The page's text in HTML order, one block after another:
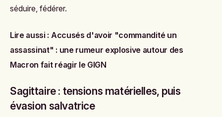
séduire, fédérer.
Lire aussi : Accusés d'avoir "commandité un
assassinat" : une rumeur explosive autour des
Macron fait réagir le GIGN
Sagittaire : tensions matérielles, puis
évasion salvatrice